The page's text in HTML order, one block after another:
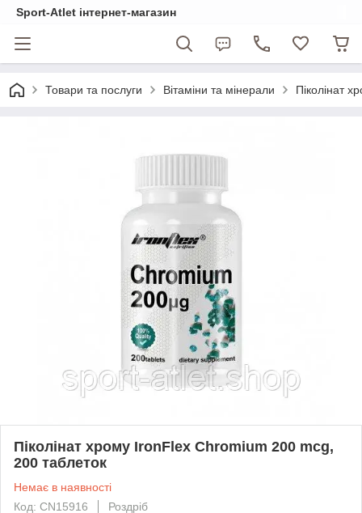
Sport-Atlet інтернет-магазин
Товари та послуги Вітаміни та мінерали Піколінат
Піколінат хрому IronFlex Chromium 200 mcg,
200 таблеток
Немає в наявності
Код: CN15916
Роздріб